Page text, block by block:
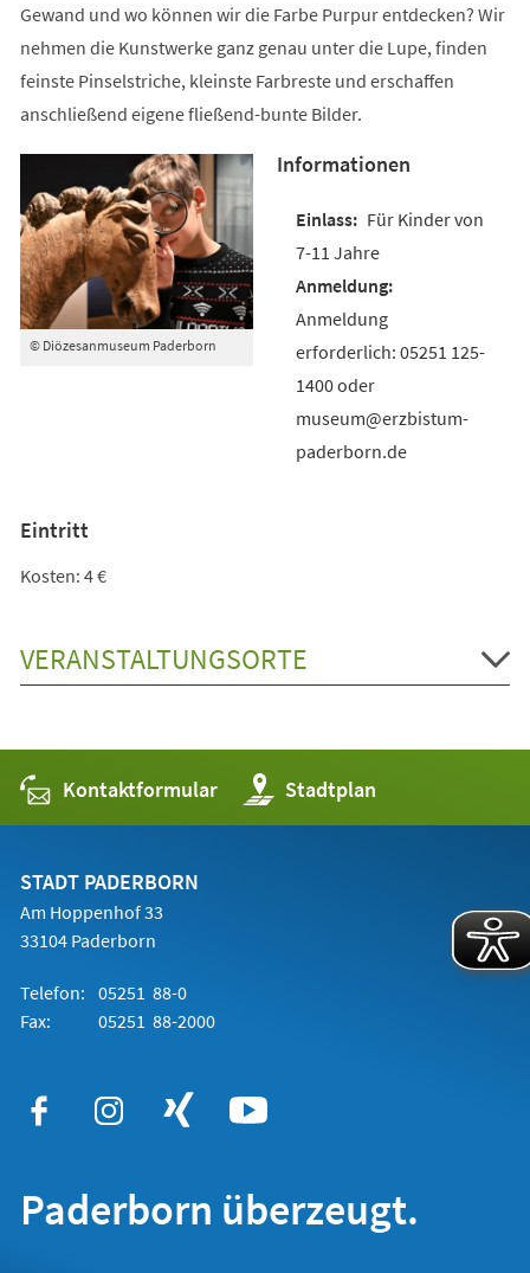
Gewand und wo können wir die Farbe Purpur entdecken? Wir
nehmen die Kunstwerke ganz genau unter die Lupe, finden
feinste Pinselstriche, kleinste Farbreste und erschaffen
anschließend eigene fließend-bunte Bilder.
© Diözesanmuseum Paderborn
Informationen
Für Kinder von
7-11 Jahre
Anmeldung
erforderlich: 05251 125-
1400 oder
museum@erzbistum-
paderborn.de
Eintritt
Kosten: 4 €
VERANSTALTUNGSORTE
Kontaktformular Stadtplan
(Öffnet
in
einem
STADT PADERBORN
Am Hoppenhof 33
33104 Paderborn
Telefon: 05251 88-0
Fax:
05251 88-2000
Paderborn überzeugt.